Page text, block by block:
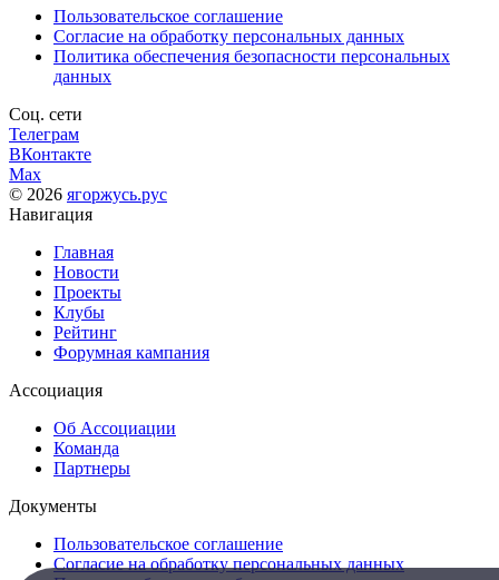
Пользовательское соглашение
Согласие на обработку персональных данных
Политика обеспечения безопасности персональных
данных
Соц. сети
Телеграм
ВКонтакте
Max
© 2026 ягоржусь.рус
Навигация
Главная
Новости
Проекты
Клубы
Рейтинг
Форумная кампания
Ассоциация
Об Ассоциации
Команда
Партнеры
Документы
Пользовательское соглашение
Согласие на обработку персональных данных